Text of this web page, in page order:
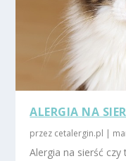
ALERGIA NA
przez cetalergin.pl |
Alergia na sierść czy